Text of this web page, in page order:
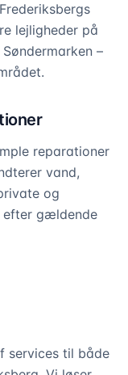
lejligheder på
–
reparationer
vand,
og
efter gældende
services til både